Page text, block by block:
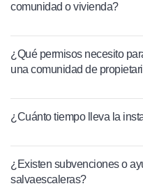
comunidad o vivienda?
¿Qué permisos necesito
una comunidad de
¿Cuánto tiempo lleva la
¿Existen subvenciones o
salvaescaleras?